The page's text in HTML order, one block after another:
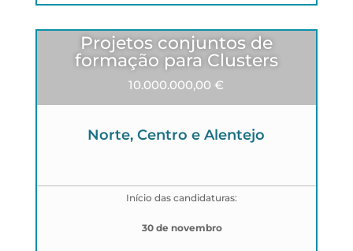
Projetos conjuntos de
formação para Clusters
10.000.000,00 €
Norte, Centro e Alentejo
Início das candidaturas:
30 de novembro